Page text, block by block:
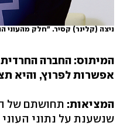
ניצה (קלינר) קסיר. "חלק מהעוני
המיתוס: החברה החרדית
אפשרות לפרוץ, והיא
המציאות: תחושתם של
שנשענת על נתוני